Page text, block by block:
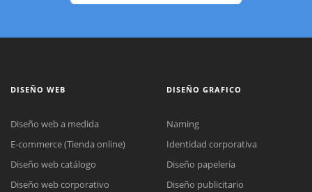
DISEÑO WEB
Diseño web a medida
E-commerce (Tienda online)
Diseño web catálogo
Diseño web corporativo
DISEÑO GRAFICO
Naming
Identidad corporativa
Diseño papelería
Diseño publicitario